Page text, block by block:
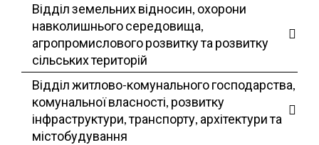
Відділ земельних відносин, охорони
навколишнього середовища,
агропромислового розвитку та розвитку
сільських територій
Відділ житлово-комунального господарства,
комунальної власності, розвитку
інфраструктури, транспорту, архітектури та
містобудування